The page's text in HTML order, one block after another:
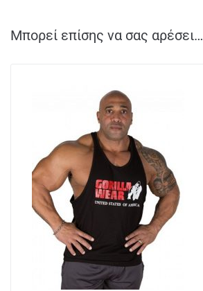
Μπορεί επίσης να σας αρέσει…